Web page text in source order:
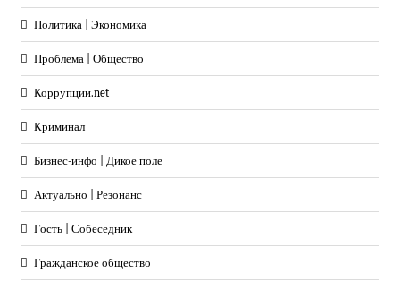
Политика | Экономика
Проблема | Общество
Коррупции.net
Криминал
Бизнес-инфо | Дикое поле
Актуально | Резонанс
Гость | Собеседник
Гражданское общество